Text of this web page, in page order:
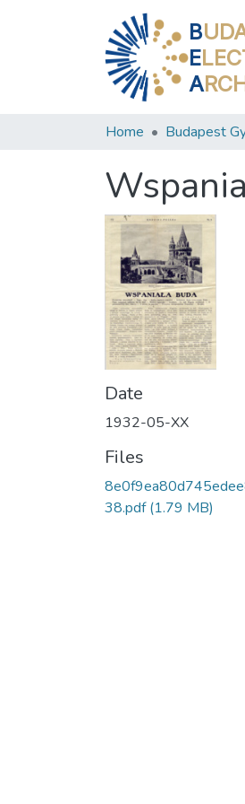
B
E
A
Home Budapest
Date
1932-05-XX
Files
38.pdf(1.79 MB)